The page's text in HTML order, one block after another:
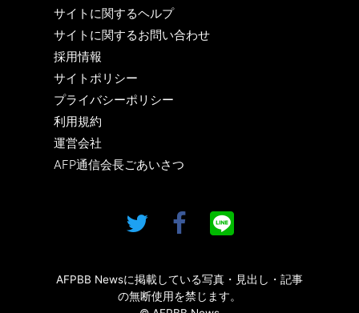
サイトに関するヘルプ
サイトに関するお問い合わせ
採用情報
サイトポリシー
プライバシーポリシー
利用規約
運営会社
AFP通信会長ごあいさつ
AFPBB Newsに掲載している写真・見出し・記事
の無断使用を禁じます。